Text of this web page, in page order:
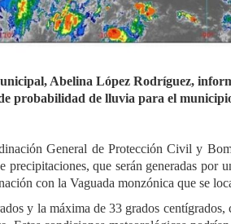
Abelina López Rodríguez,
probabilidad de lluvia para el
General de Protección Civil y
que serán generadas por
con la Vaguada monzónica que se
y la máxima de 33 grados centígrados,